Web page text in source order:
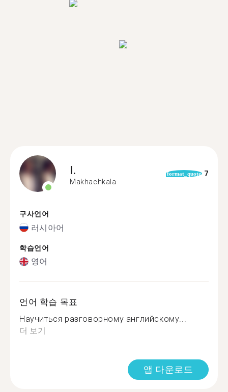
I.
Makhachkala
format_quote 7
구사언어
러시아어
학습언어
영어
언어 학습 목표
Научиться разговорному английскому...
더 보기
앱 다운로드